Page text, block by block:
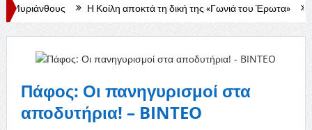
Η Κοίλη αποκτά τη δική της «Γωνιά του Έρωτα» Υπογραφή
Πάφος: Οι πανηγυρισμοί στα
αποδυτήρια! – BINTEO